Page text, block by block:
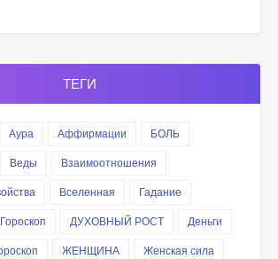
ТЕГИ
Аура Аффирмации
БОЛЬ
Веды
Взаимоотношения
Вселенная
Гадание
Гороскоп ДУХОВНЫЙ РОСТ
Деньги
ЖЕНЩИНА
Женская сила